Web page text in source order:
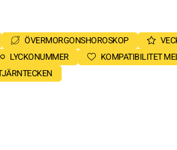
ÖVERMORGONSHOROSKOP
LYCKONUMMER
KOMPATIBILITET